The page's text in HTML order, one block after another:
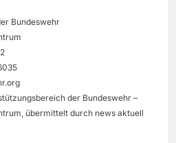
Bundeswehr
der Bundeswehr –
übermittelt durch news aktuell